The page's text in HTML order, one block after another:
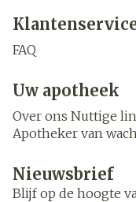
FAQ
Uw apotheek
Over ons Nuttige
Apotheker van
Nieuwsbrief
Blijf op de hoogte